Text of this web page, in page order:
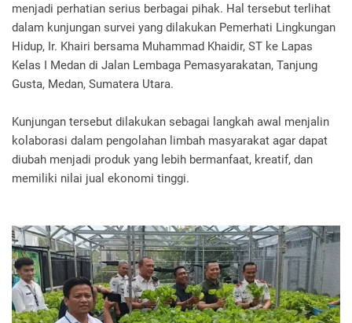
menjadi perhatian serius berbagai pihak. Hal tersebut terlihat
dalam kunjungan survei yang dilakukan Pemerhati Lingkungan
Hidup, Ir. Khairi bersama Muhammad Khaidir, ST ke Lapas
Kelas I Medan di Jalan Lembaga Pemasyarakatan, Tanjung
Gusta, Medan, Sumatera Utara.
‎Kunjungan tersebut dilakukan sebagai langkah awal menjalin
kolaborasi dalam pengolahan limbah masyarakat agar dapat
diubah menjadi produk yang lebih bermanfaat, kreatif, dan
memiliki nilai jual ekonomi tinggi.